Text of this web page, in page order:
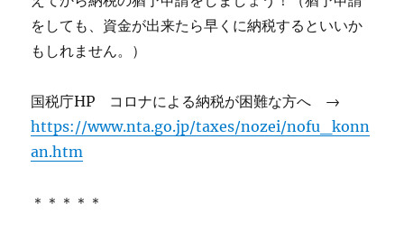
をしても、資金が出来たら早くに納税するといいか
もしれません。）
国税庁HP コロナによる納税が困難な方へ →
https://www.nta.go.jp/taxes/nozei/nofu_konn
an.htm
＊＊＊＊＊